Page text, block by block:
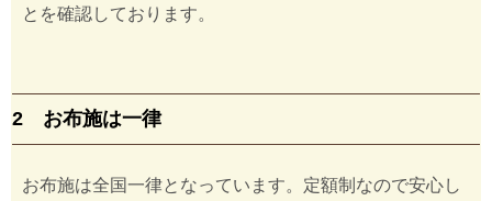
とを確認しております。
2 お布施は一律
お布施は全国一律となっています。定額制なので安心し